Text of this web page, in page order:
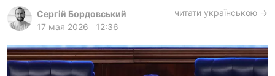
харьков
Сергій Бордовський
17 мая 2026
12:36
читати українською →